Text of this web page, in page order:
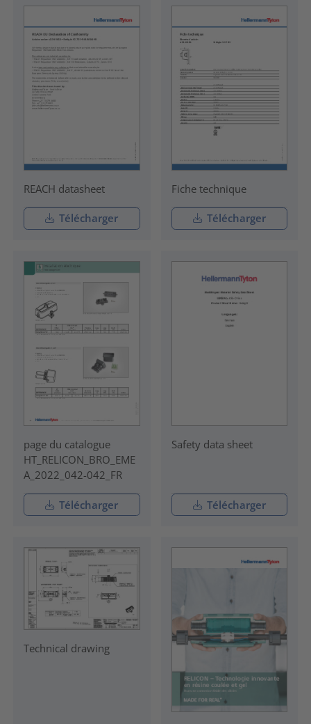
REACH datasheet
Télécharger
Fiche technique
Télécharger
page du catalogue
HT_RELICON_BRO_EME
A_2022_042-042_FR
Télécharger
Safety data sheet
Télécharger
Technical drawing